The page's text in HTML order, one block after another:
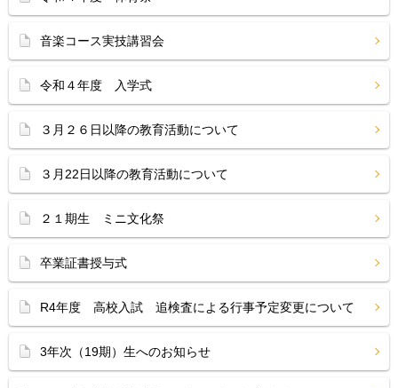
音楽コース実技講習会
令和４年度 入学式
３月２６日以降の教育活動について
３月22日以降の教育活動について
２１期生 ミニ文化祭
卒業証書授与式
R4年度 高校入試 追検査による行事予定変更について
3年次（19期）生へのお知らせ